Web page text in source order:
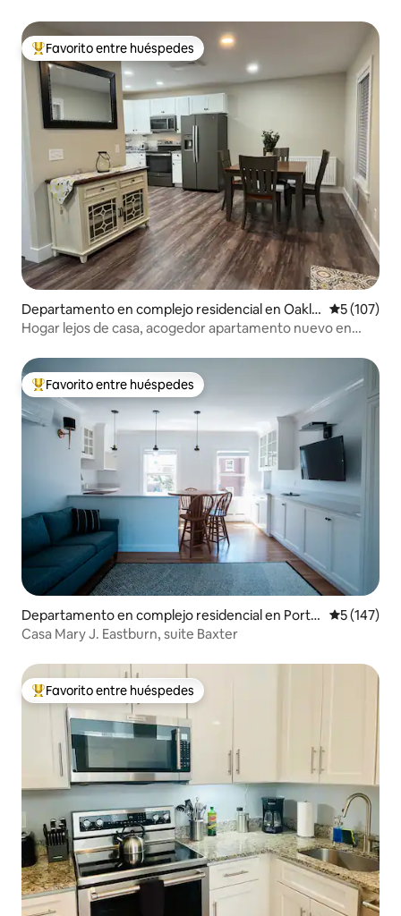
Favorito entre los huéspedes más destacados
Favorito entre huéspedes
Departamento en complejo residencial en Oakla
nd
5 (107)
Hogar lejos de casa, acogedor apartamento nuevo en
Favorito entre los huéspedes más destacados
Favorito entre huéspedes
Departamento en complejo residencial en Portla
nd
5 (147)
Casa Mary J. Eastburn, suite Baxter
Favorito entre los huéspedes más destacados
Favorito entre huéspedes